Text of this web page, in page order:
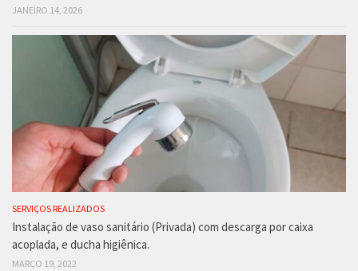
JANEIRO 14, 2026
SERVIÇOS REALIZADOS
Instalação de vaso sanitário (Privada) com descarga por caixa
acoplada, e ducha higiênica.
MARÇO 19, 2022